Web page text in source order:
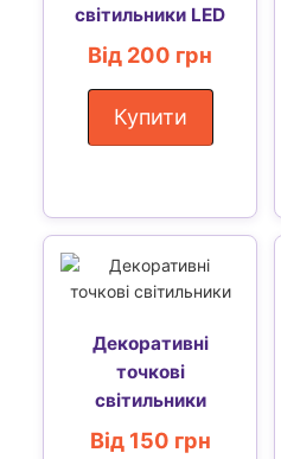
світильники LED
Від 200 грн
Купити
Декоративні
точкові
світильники
Від 150 грн